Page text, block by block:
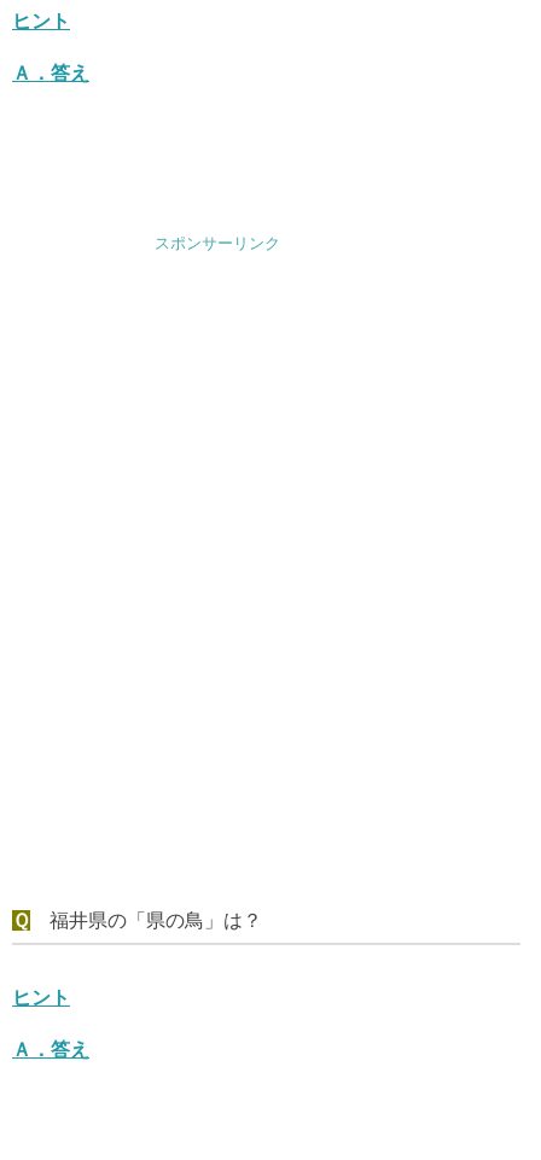
ヒント
Ａ． 答え
スポンサーリンク
Ｑ 福井県の「県の鳥」は？
ヒント
Ａ． 答え